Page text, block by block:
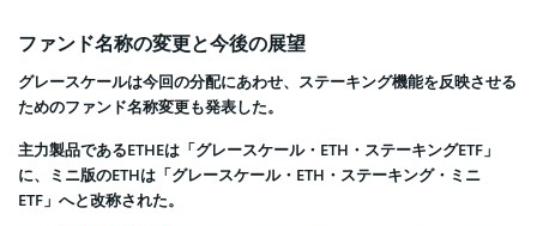
ファンド名称の変更と今後の展望
グレースケールは今回の分配にあわせ、ステーキング機能を反映させる
ためのファンド名称変更も発表した。
主力製品であるETHEは「グレースケール・ETH・ステーキングETF」
に、ミニ版のETHは「グレースケール・ETH・ステーキング・ミニ
ETF」へと改称された。